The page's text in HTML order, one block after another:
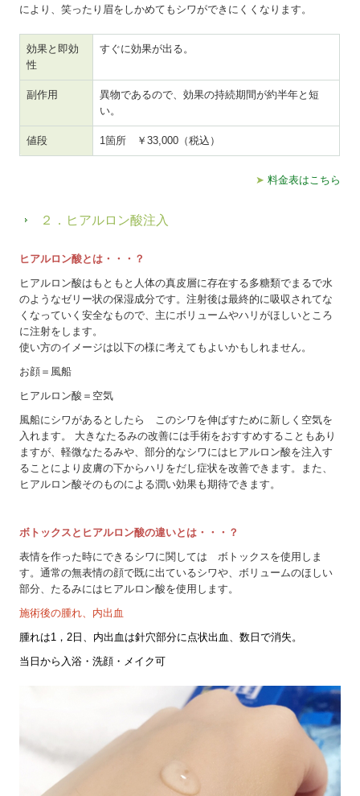
により、笑ったり眉をしかめてもシワができにくくなります。
効果と即効
性
すぐに効果が出る。
副作用
異物であるので、効果の持続期間が約半年と短
い。
値段 1箇所 ￥33,000（税込）
➤ 料金表はこちら
２．ヒアルロン酸注入
ヒアルロン酸とは・・・？
ヒアルロン酸はもともと人体の真皮層に存在する多糖類でまるで水
のようなゼリー状の保湿成分です。注射後は最終的に吸収されてな
くなっていく安全なもので、主にボリュームやハリがほしいところ
に注射をします。
使い方のイメージは以下の様に考えてもよいかもしれません。
お顔＝風船
ヒアルロン酸＝空気
風船にシワがあるとしたら このシワを伸ばすために新しく空気を
入れます。 大きなたるみの改善には手術をおすすめすることもあり
ますが、軽微なたるみや、部分的なシワにはヒアルロン酸を注入す
ることにより皮膚の下からハリをだし症状を改善できます。また、
ヒアルロン酸そのものによる潤い効果も期待できます。
ボトックスとヒアルロン酸の違いとは・・・？
表情を作った時にできるシワに関しては ボトックスを使用しま
す。通常の無表情の顔で既に出ているシワや、ボリュームのほしい
部分、たるみにはヒアルロン酸を使用します。
施術後の腫れ、内出血
腫れは1，2日、内出血は針穴部分に点状出血、数日で消失。
当日から入浴・洗顔・メイク可